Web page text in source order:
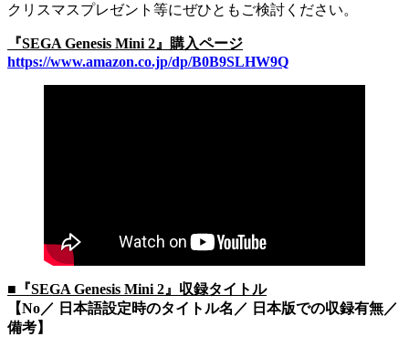
クリスマスプレゼント等にぜひともご検討ください。
『SEGA Genesis Mini 2』購入ページ
https://www.amazon.co.jp/dp/B0B9SLHW9Q
■『SEGA Genesis Mini 2』収録タイトル
【No／ 日本語設定時のタイトル名／ 日本版での収録有無／
備考】